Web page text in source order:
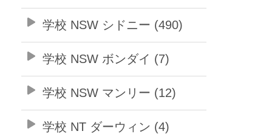
学校 NSW シドニー (490)
学校 NSW ボンダイ (7)
学校 NSW マンリー (12)
学校 NT ダーウィン (4)